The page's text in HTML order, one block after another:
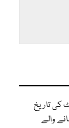
کی تاریخ
والے